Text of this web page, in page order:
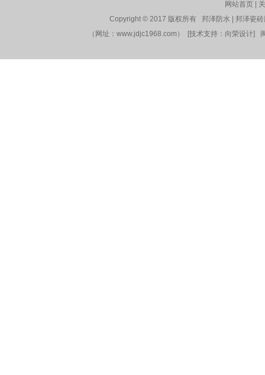
网站首页 |
Copyright © 2017 版权所有 邦泽防水 | 邦泽瓷
（网址：www.jdjc1968.com） [技术支持： 向荣设计]